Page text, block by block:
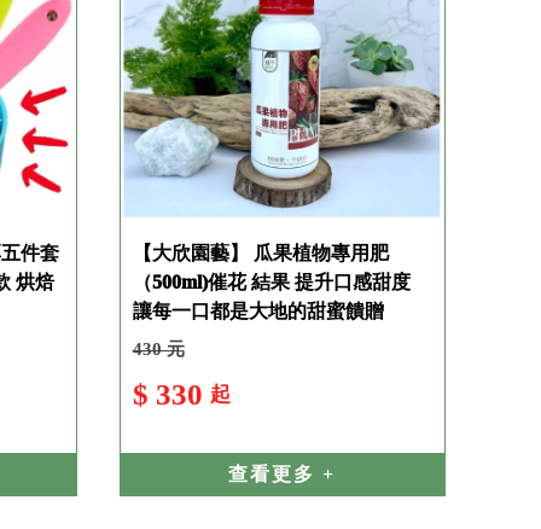
件套
烘焙
【大欣園藝】 瓜果植物專用肥
（500ml)催花 結果 提升口感甜度
讓每一口都是大地的甜蜜饋贈
430 元
$ 330 起
查看更多 +